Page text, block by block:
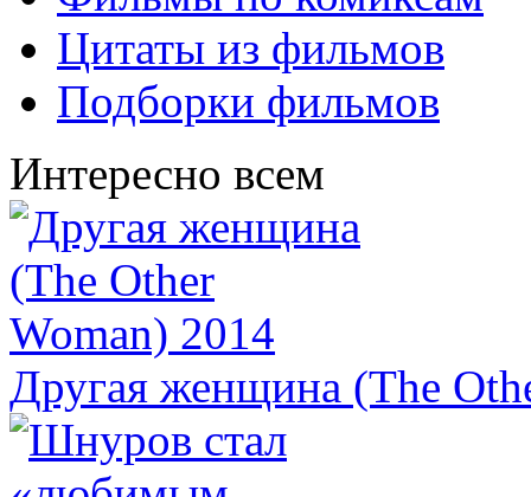
Цитаты из фильмов
Подборки фильмов
Интересно всем
Другая женщина (The